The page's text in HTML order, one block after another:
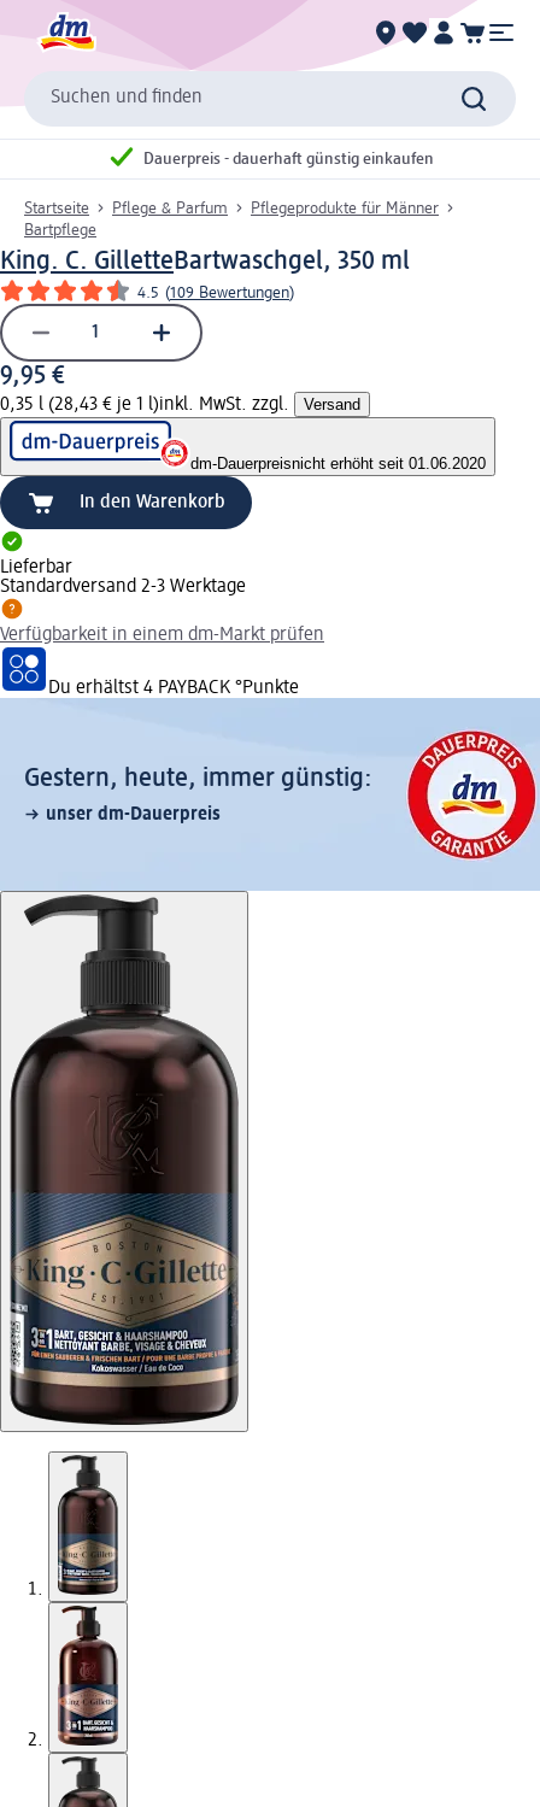
Suchen und finden
Dauerpreis - dauerhaft günstig einkaufen
Startseite Pflege & Parfum
Pflegeprodukte für Männer
Bartpflege
King. C. GilletteBartwaschgel, 350 ml
4.5 (109 Bewertungen)
9,95 €
0,35 l (28,43 € je 1 l)inkl. MwSt. zzgl. Versand
dm-Dauerpreisnicht erhöht seit 01.06.2020
In den Warenkorb
Lieferbar
Standardversand 2-3 Werktage
Verfügbarkeit in einem dm-Markt prüfen
Du erhältst 4 PAYBACK °Punkte
Gestern, heute, immer günstig:
unser dm-Dauerpreis